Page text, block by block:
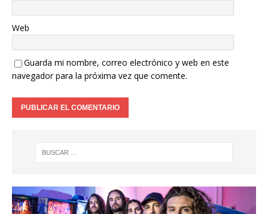
Web
Guarda mi nombre, correo electrónico y web en este
navegador para la próxima vez que comente.